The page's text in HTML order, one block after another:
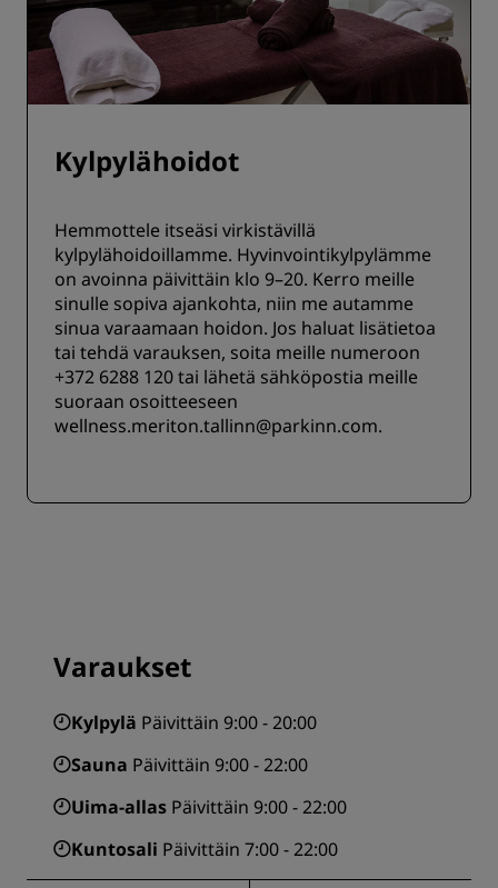
Kylpylähoidot
Hemmottele itseäsi virkistävillä
kylpylähoidoillamme. Hyvinvointikylpylämme
on avoinna päivittäin klo 9–20. Kerro meille
sinulle sopiva ajankohta, niin me autamme
sinua varaamaan hoidon. Jos haluat lisätietoa
tai tehdä varauksen, soita meille numeroon
+372 6288 120 tai lähetä sähköpostia meille
suoraan osoitteeseen
wellness.meriton.tallinn@parkinn.com.
Varaukset
Kylpylä Päivittäin 9:00 - 20:00
Sauna Päivittäin 9:00 - 22:00
Uima-allas Päivittäin 9:00 - 22:00
Kuntosali Päivittäin 7:00 - 22:00